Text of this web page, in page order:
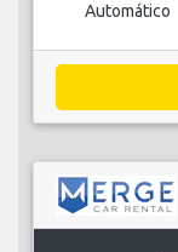
Automático